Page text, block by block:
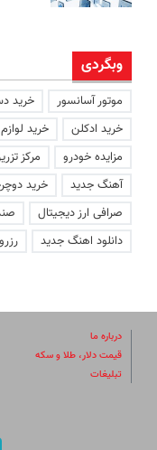
وبگردی
موتور آسانسور خرید
خرید ادکلن
خرید
مزایده خودرو
مرکز
آهنگ جدید
خرید
صرافی ارز دیجیتال
دانلود اهنگ جدید
درباره ما
قیمت دلار، طلا و سکه
تبلیغات